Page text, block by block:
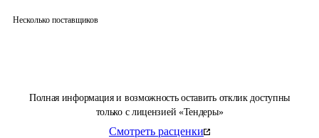
Полная информация и возможность оставить отклик доступны
только с лицензией «Тендеры»
Смотреть расценки
Несколько поставщиков